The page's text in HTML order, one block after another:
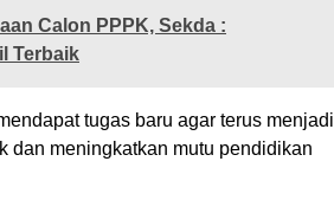
Calon PPPK, Sekda :
Terbaik
tugas baru agar terus menjadi
dan meningkatkan mutu pendidikan